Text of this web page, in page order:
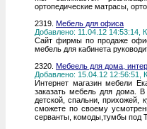
ортопедические матрасы,
2319. Мебель для офиса
Добавлено: 11.04.12 14:53:14,
Сайт фирмы по продаже
мебель для кабинета
2320. Мебеель для дома,
Добавлено: 15.04.12 12:56:51,
Интернет магазин мебели
заказать мебель для дома.
детской, спальни, прихожей,
сможете по своему
серванты, комоды,тумбы под